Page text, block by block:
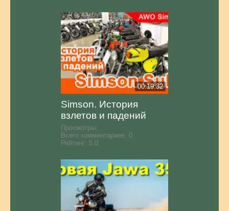
00:19:32
Simson. История
взлетов и падений
Просмотры:
Всего комментариев: 0
Рейтинг: 5.0